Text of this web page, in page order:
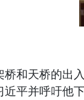
桥和天桥的出
平并呼吁他